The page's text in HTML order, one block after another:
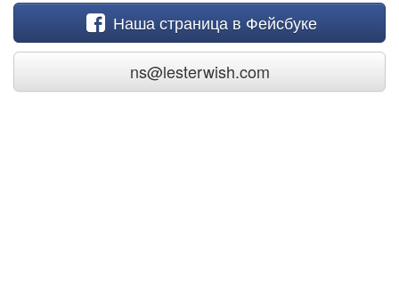
Наша страница в Фейсбуке
ns@lesterwish.com